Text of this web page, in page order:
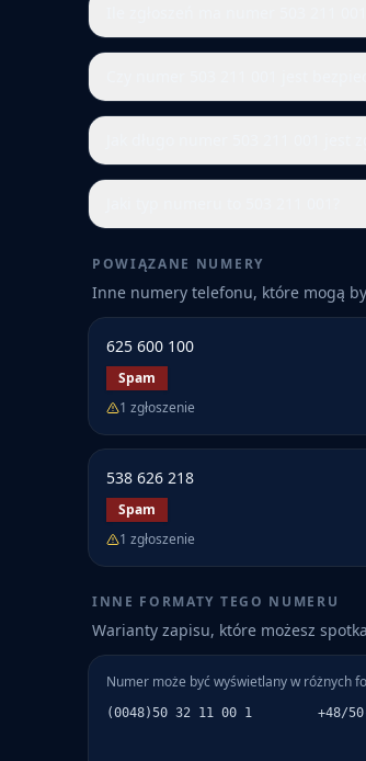
POWIĄZANE NUMERY
Inne numery telefonu, które mogą
625 600 100
Spam
1 zgłoszenie
538 626 218
Spam
1 zgłoszenie
INNE FORMATY TEGO NUMERU
Warianty zapisu, które możesz
Numer może być wyświetlany w różnych
(0048)50 32 11 00 1 +48/